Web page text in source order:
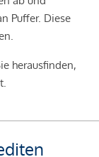
Puffer. Diese
herausfinden,